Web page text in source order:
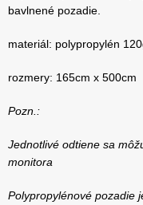
bavlnené pozadie.
materiál: polypropylén
rozmery: 165cm x 500cm
Pozn.:
Jednotlivé odtiene sa
monitora
Polypropylénové pozadie